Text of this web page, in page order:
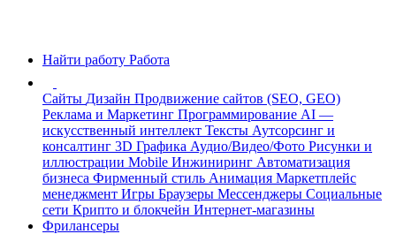
Найти работу Работа
Сайты Дизайн Продвижение сайтов (SEO, GEO)
Реклама и Маркетинг Программирование AI —
искусственный интеллект Тексты Аутсорсинг и
консалтинг 3D Графика Аудио/Видео/Фото Рисунки и
иллюстрации Mobile Инжиниринг Автоматизация
бизнеса Фирменный стиль Анимация Маркетплейс
менеджмент Игры Браузеры Мессенджеры Социальные
сети Крипто и блокчейн Интернет-магазины
Фрилансеры